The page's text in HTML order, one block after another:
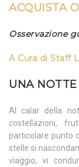
ACQUISTA
Osservazione
A Cura di Staff
UNA
Al calar della
costellazioni,
particolare punto
stelle si
viaggio, vi